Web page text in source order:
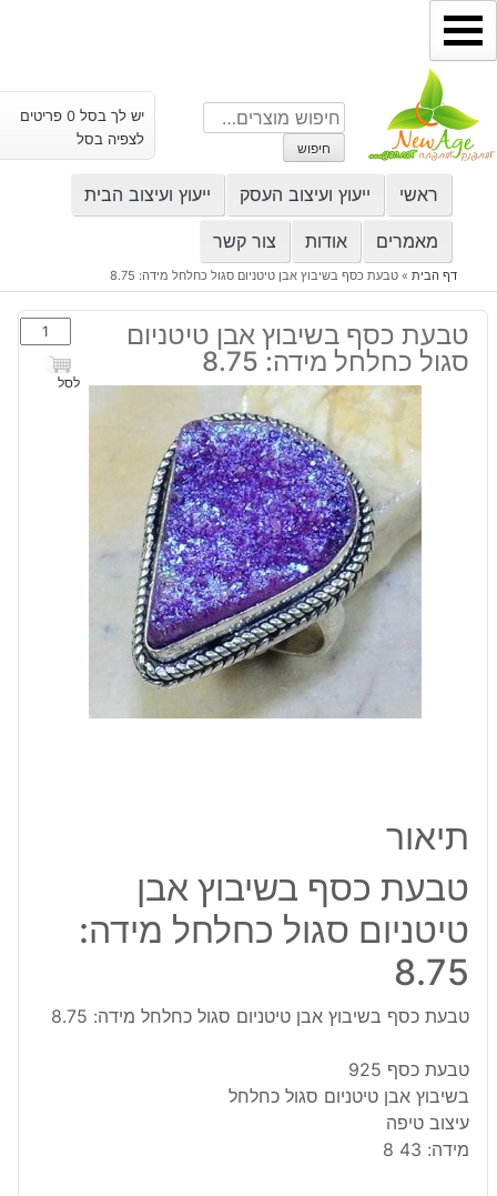
דילוג
לתוכן
חיפוש
עבור:
חיפוש
יש לך בסל 0 פריטים
לצפיה בסל
ראשי ייעוץ ועיצוב העסק ייעוץ ועיצוב הבית
מאמרים אודות צור קשר
דף הבית» טבעת כסף בשיבוץ אבן טיטניום סגול כחלחל מידה: 8.75
טבעת כסף בשיבוץ אבן טיטניום
סגול כחלחל מידה: 8.75
כמות
של
טבעת
לסל
תיאור
טבעת כסף בשיבוץ אבן
טיטניום סגול כחלחל מידה:
8.75
טבעת כסף בשיבוץ אבן טיטניום סגול כחלחל מידה: 8.75
טבעת כסף 925
בשיבוץ אבן טיטניום סגול כחלחל
עיצוב טיפה
מידה: 43 8